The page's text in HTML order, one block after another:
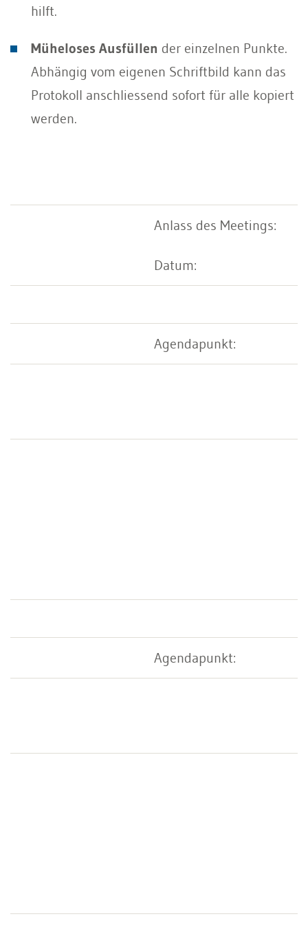
hilft.
Müheloses Ausfüllen der einzelnen Punkte.
Abhängig vom eigenen Schriftbild kann das
Protokoll anschliessend sofort für alle kopiert
werden.
Anlass des Meetings:
Datum:
Agendapunkt:
Agendapunkt: